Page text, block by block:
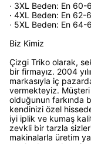
· 3XL Beden: En
· 4XL Beden: En
· 5XL Beden: En
Biz Kimiz
Çizgi Triko olarak,
bir firmayız. 2004
markasıyla iç
vermekteyiz.
olduğunun farkında
kendinizi özel
iyi iplik ve kumaş
zevkli bir tarzla
makinalarla üretim